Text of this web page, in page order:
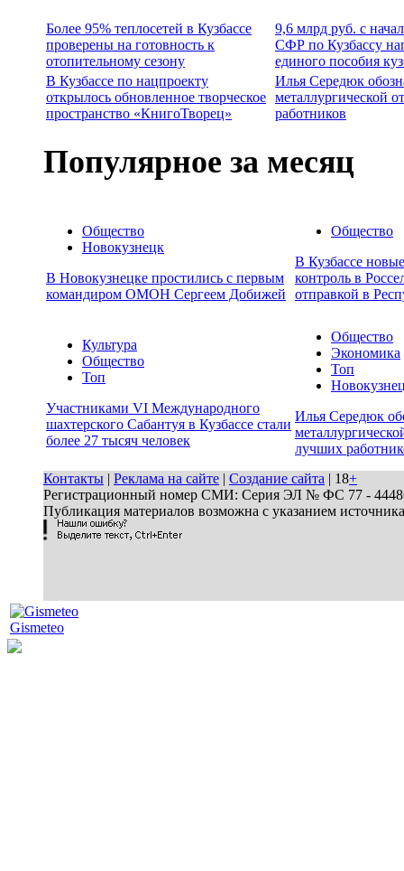
Более 95% теплосетей в Кузбассе
проверены на готовность к
отопительному сезону
9,6 млрд руб. с
СФР по Кузбассу
единого пособия
В Кузбассе по нацпроекту
открылось обновленное творческое
пространство «КнигоТворец»
Илья Середюк
металлургической
работников
Популярное за месяц
Общество
Новокузнецк
В Новокузнецке простились с первым
командиром ОМОН Сергеем Добижей
Общество
В Кузбассе
контроль в
отправкой в
Культура
Общество
Топ
Участниками VI Международного
шахтерского Сабантуя в Кузбассе стали
более 27 тысяч человек
Общество
Экономика
Топ
Илья Середюк
лучших
Контакты | Реклама на сайте | Создание сайта | 18+
Регистрационный номер СМИ: Серия ЭЛ № ФС 77 - 44486
Публикация материалов возможна с указанием
Gismeteo